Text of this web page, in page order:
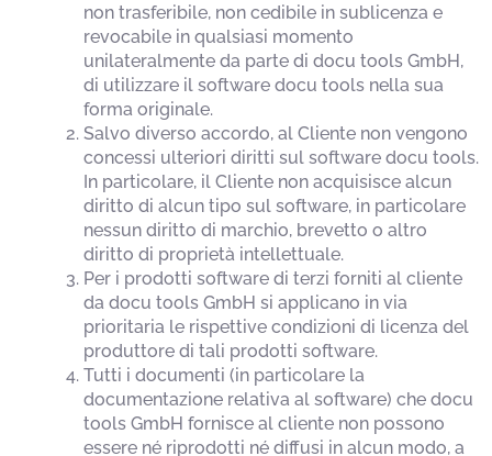
non trasferibile, non cedibile in sublicenza e
revocabile in qualsiasi momento
unilateralmente da parte di docu tools GmbH,
di utilizzare il software docu tools nella sua
forma originale.
Salvo diverso accordo, al Cliente non vengono
concessi ulteriori diritti sul software docu tools.
In particolare, il Cliente non acquisisce alcun
diritto di alcun tipo sul software, in particolare
nessun diritto di marchio, brevetto o altro
diritto di proprietà intellettuale.
Per i prodotti software di terzi forniti al cliente
da docu tools GmbH si applicano in via
prioritaria le rispettive condizioni di licenza del
produttore di tali prodotti software.
Tutti i documenti (in particolare la
documentazione relativa al software) che docu
tools GmbH fornisce al cliente non possono
essere né riprodotti né diffusi in alcun modo, a